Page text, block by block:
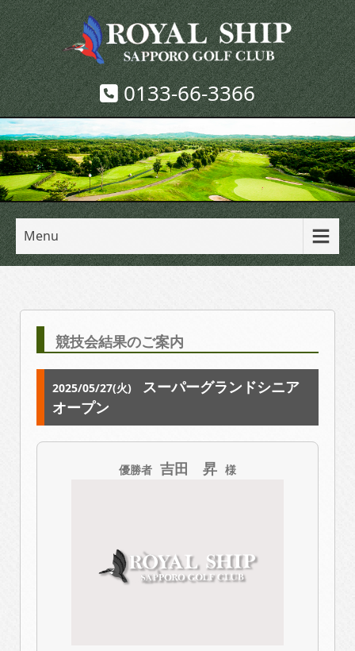
0133-66-3366
Menu
競技会結果のご案内
2025/05/27(火)
スーパーグランドシニア
オープン
優勝者 吉田 昇 様